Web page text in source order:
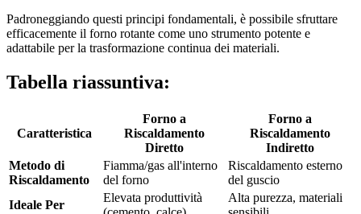
Padroneggiando questi principi fondamentali, è possibile sfruttare
efficacemente il forno rotante come uno strumento potente e
adattabile per la trasformazione continua dei materiali.
Tabella riassuntiva:
Caratteristica
Forno a
Riscaldamento
Diretto
Forno a
Riscaldamento
Indiretto
Metodo di
Riscaldamento
Fiamma/gas all'interno
del forno
Riscaldamento esterno
del guscio
Ideale Per
Elevata produttività
Alta purezza, materiali